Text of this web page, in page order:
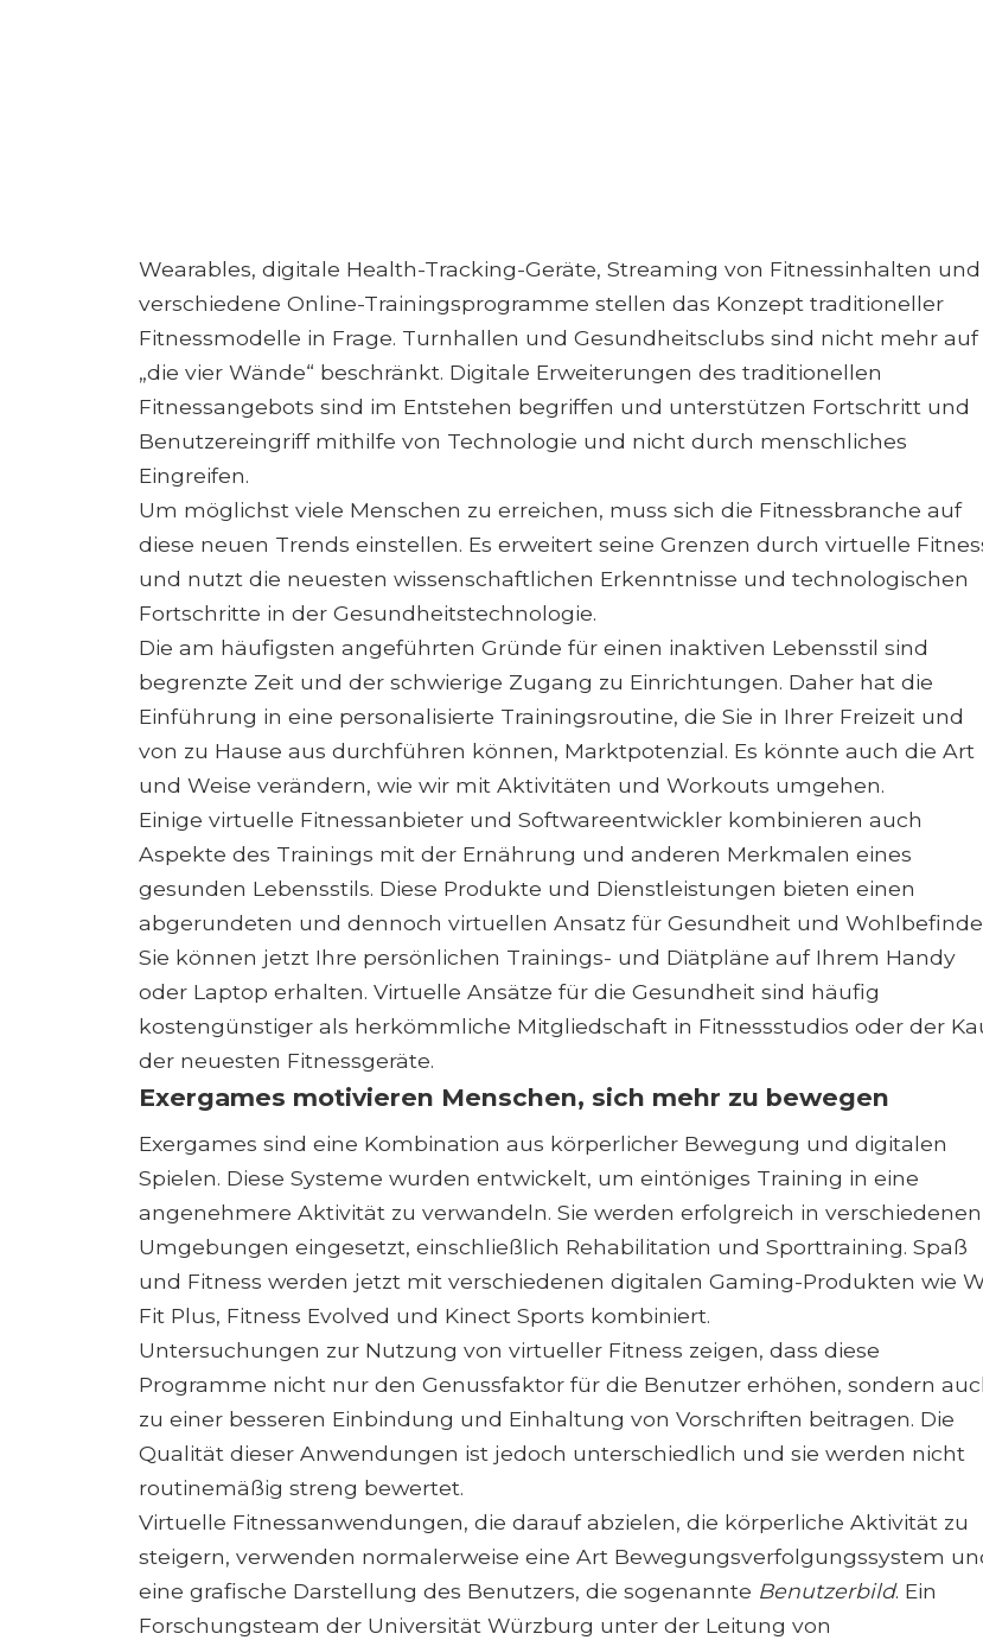
Wearables, digitale Health-Tracking-Geräte, Streaming von Fitnessinhalten und
verschiedene Online-Trainingsprogramme stellen das Konzept traditioneller
Fitnessmodelle in Frage. Turnhallen und Gesundheitsclubs sind nicht mehr auf
„die vier Wände“ beschränkt. Digitale Erweiterungen des traditionellen
Fitnessangebots sind im Entstehen begriffen und unterstützen Fortschritt und
Benutzereingriff mithilfe von Technologie und nicht durch menschliches
Eingreifen.
Um möglichst viele Menschen zu erreichen, muss sich die Fitnessbranche auf
diese neuen Trends einstellen. Es erweitert seine Grenzen durch virtuelle
und nutzt die neuesten wissenschaftlichen Erkenntnisse und technologischen
Fortschritte in der Gesundheitstechnologie.
Die am häufigsten angeführten Gründe für einen inaktiven Lebensstil sind
begrenzte Zeit und der schwierige Zugang zu Einrichtungen. Daher hat die
Einführung in eine personalisierte Trainingsroutine, die Sie in Ihrer Freizeit und
von zu Hause aus durchführen können, Marktpotenzial. Es könnte auch die Art
und Weise verändern, wie wir mit Aktivitäten und Workouts umgehen.
Einige virtuelle Fitnessanbieter und Softwareentwickler kombinieren auch
Aspekte des Trainings mit der Ernährung und anderen Merkmalen eines
gesunden Lebensstils. Diese Produkte und Dienstleistungen bieten einen
abgerundeten und dennoch virtuellen Ansatz für Gesundheit und
Sie können jetzt Ihre persönlichen Trainings- und Diätpläne auf Ihrem Handy
oder Laptop erhalten. Virtuelle Ansätze für die Gesundheit sind häufig
kostengünstiger als herkömmliche Mitgliedschaft in Fitnessstudios oder der
der neuesten Fitnessgeräte.
Exergames motivieren Menschen, sich mehr zu bewegen
Exergames sind eine Kombination aus körperlicher Bewegung und digitalen
Spielen. Diese Systeme wurden entwickelt, um eintöniges Training in eine
angenehmere Aktivität zu verwandeln. Sie werden erfolgreich in verschiedenen
Umgebungen eingesetzt, einschließlich Rehabilitation und Sporttraining. Spaß
und Fitness werden jetzt mit verschiedenen digitalen Gaming-Produkten wie
Fit Plus, Fitness Evolved und Kinect Sports kombiniert.
Untersuchungen zur Nutzung von virtueller Fitness zeigen, dass diese
Programme nicht nur den Genussfaktor für die Benutzer erhöhen, sondern
zu einer besseren Einbindung und Einhaltung von Vorschriften beitragen. Die
Qualität dieser Anwendungen ist jedoch unterschiedlich und sie werden nicht
routinemäßig streng bewertet.
Virtuelle Fitnessanwendungen, die darauf abzielen, die körperliche Aktivität zu
steigern, verwenden normalerweise eine Art Bewegungsverfolgungssystem
eine grafische Darstellung des Benutzers, die sogenannte Benutzerbild. Ein
Forschungsteam der Universität Würzburg unter der Leitung von